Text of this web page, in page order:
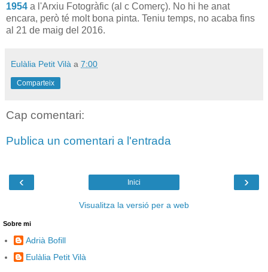
1954 a l'Arxiu Fotogràfic (al c Comerç). No hi he anat
encara, però té molt bona pinta. Teniu temps, no acaba fins
al 21 de maig del 2016.
Eulàlia Petit Vilà a 7:00
Comparteix
Cap comentari:
Publica un comentari a l'entrada
‹ ›
Inici
Visualitza la versió per a web
Sobre mi
Adrià Bofill
Eulàlia Petit Vilà